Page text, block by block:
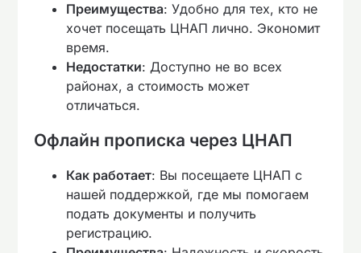
Преимущества: Удобно для тех, кто не
хочет посещать ЦНАП лично. Экономит
время.
Недостатки: Доступно не во всех
районах, а стоимость может
отличаться.
Офлайн прописка через ЦНАП
Как работает: Вы посещаете ЦНАП с
нашей поддержкой, где мы помогаем
подать документы и получить
регистрацию.